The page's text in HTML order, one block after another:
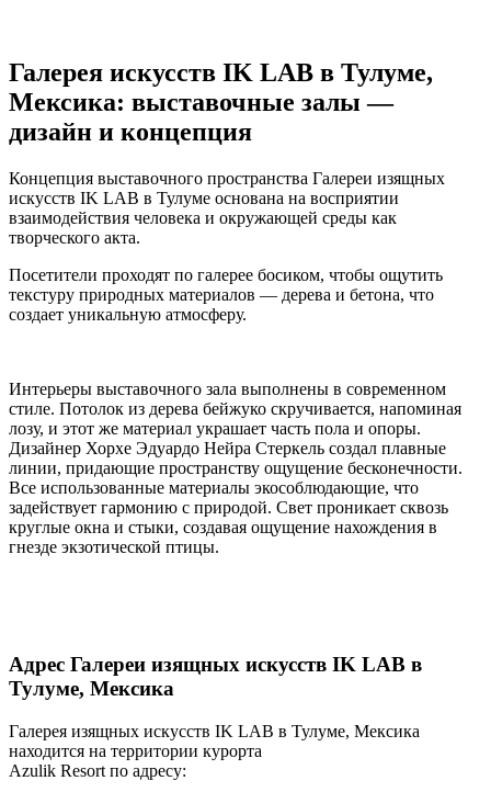
Галерея искусств IK LAB в Тулуме,
Мексика: выставочные залы —
дизайн и концепция
Концепция выставочного пространства Галереи изящных
искусств IK LAB в Тулуме основана на восприятии
взаимодействия человека и окружающей среды как
творческого акта.
Посетители проходят по галерее босиком, чтобы ощутить
текстуру природных материалов — дерева и бетона, что
создает уникальную атмосферу.
Интерьеры выставочного зала выполнены в современном
стиле. Потолок из дерева бейжуко скручивается, напоминая
лозу, и этот же материал украшает часть пола и опоры.
Дизайнер Хорхе Эдуардо Нейра Стеркель создал плавные
линии, придающие пространству ощущение бесконечности.
Все использованные материалы экособлюдающие, что
задействует гармонию с природой. Свет проникает сквозь
круглые окна и стыки, создавая ощущение нахождения в
гнезде экзотической птицы.
Адрес Галереи изящных искусств IK LAB в
Тулуме, Мексика
Галерея изящных искусств IK LAB в Тулуме, Мексика
находится на территории курорта
Azulik Resort по адресу: